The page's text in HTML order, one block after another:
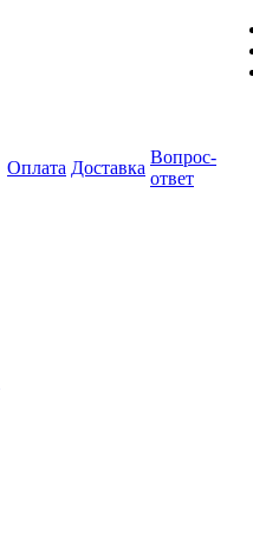
Оплата Доставка
Вопрос-
ответ